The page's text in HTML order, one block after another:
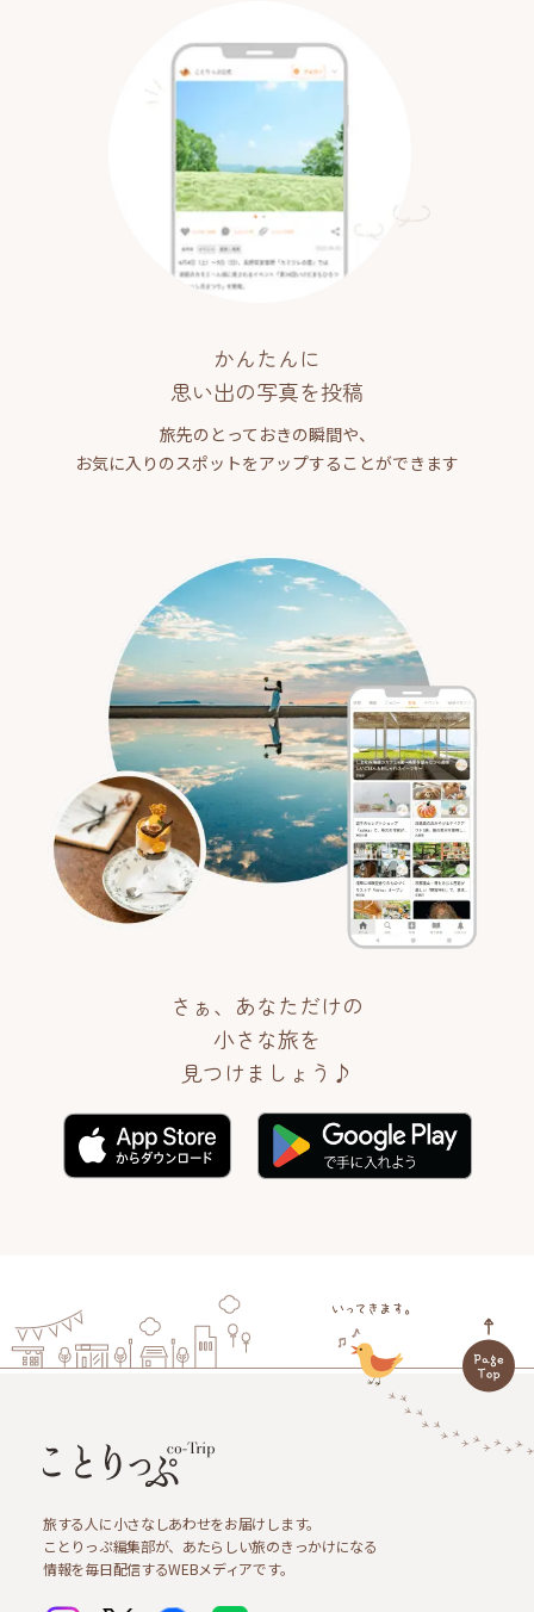
かんたんに
思い出の写真を投稿
旅先のとっておきの瞬間や、
お気に入りのスポットをアップすることができます
さぁ、あなただけの
小さな旅を
見つけましょう♪
旅する人に小さなしあわせをお届けします。
ことりっぷ編集部が、あたらしい旅のきっかけになる
情報を毎日配信するWEBメディアです。